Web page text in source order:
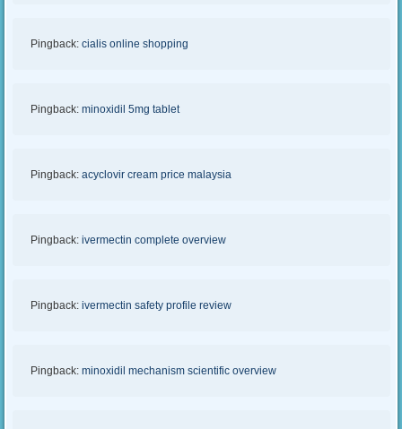
Pingback: cialis online shopping
Pingback: minoxidil 5mg tablet
Pingback: acyclovir cream price malaysia
Pingback: ivermectin complete overview
Pingback: ivermectin safety profile review
Pingback: minoxidil mechanism scientific overview